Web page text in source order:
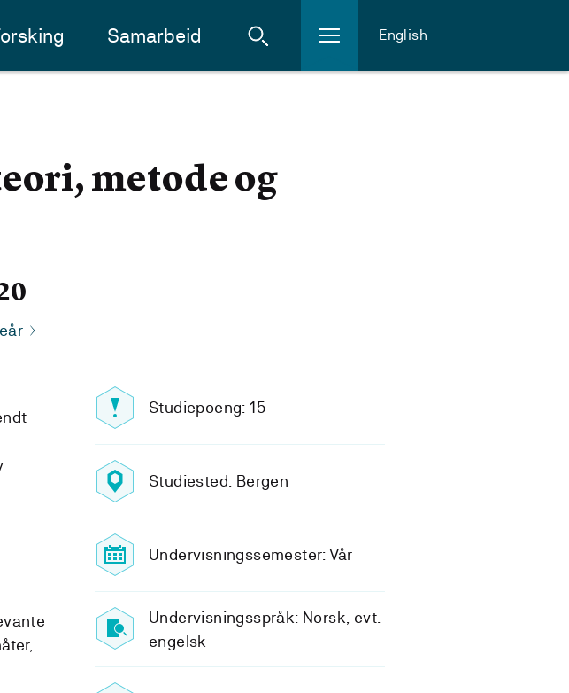
Samarbeid English
metode og
Studiepoeng: 15
Studiested: Bergen
Undervisningssemester: Vår
Undervisningsspråk: Norsk, evt.
engelsk